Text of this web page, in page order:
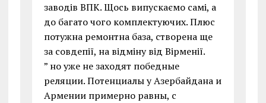
заводів ВПК. Щось випускаємо самі, а
до багато чого комплектуючих. Плюс
потужна ремонтна база, створена ще
за совдепії, на відміну від Вірменії.
” но уже не заходят победные
реляции. Потенциалы у Азербайдана и
Армении примерно равны, с